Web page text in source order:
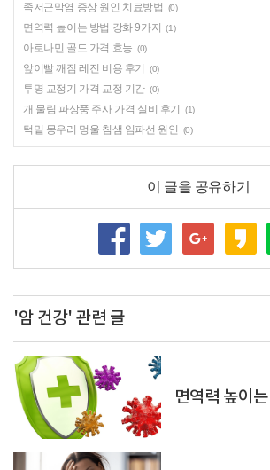
족저근막염 증상 원인 치료방법 (0)
면역력 높이는 방법 강화 9가지 (1)
아로나민 골드 가격 효능 (0)
앞이빨 깨짐 레진 비용 후기 (0)
투명 교정기 가격 교정 기간 (0)
개 물림 파상풍 주사 가격 실비 후기 (1)
턱밑 몽우리 멍울 침샘 임파선 원인 (0)
이 글을 공유하기
'암 건강' 관련 글
면역력 높이